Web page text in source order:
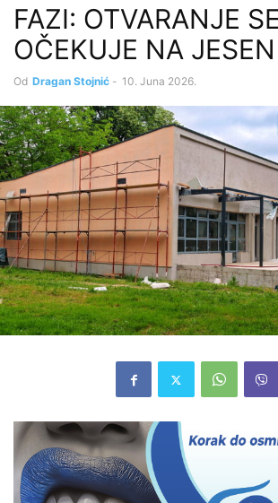
FAZI: OTVARANJE SE
OČEKUJE NA
Od Dragan Stojnić - 10. Juna 2026.